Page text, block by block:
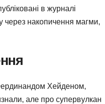
в журналі
через накопичення магми,
Хейденом,
але про супервулкан